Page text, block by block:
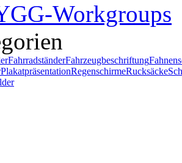
Workgroups
FahrradständerFahrzeugbeschriftung
PlakatpräsentationRegenschirmeRucksäcke